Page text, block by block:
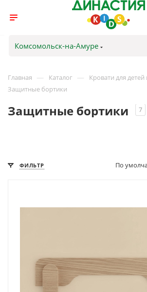
Комсомольск-на-Амуре
Главная — Каталог — Кровати для
Защитные бортики
Защитные бортики 7
ФИЛЬТР По